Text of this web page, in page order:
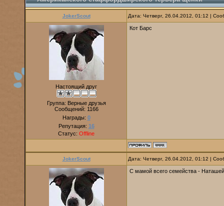
JokerScout Дата: Четверг, 26.04.2012, 01:12 |
Настоящий друг
Группа: Верные друзья
Сообщений: 1166
Награды: 0
Репутация: 16
Статус: Offline
Кот Барс
JokerScout Дата: Четверг, 26.04.2012, 01:12 |
С мамой всего семейства -